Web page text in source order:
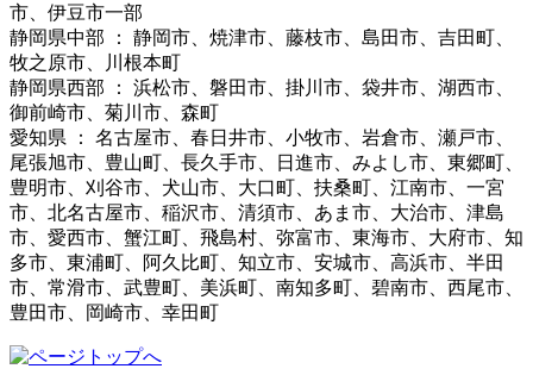
市、伊豆市一部
静岡県中部 ： 静岡市、焼津市、藤枝市、島田市、吉田町、
牧之原市、川根本町
静岡県西部 ： 浜松市、磐田市、掛川市、袋井市、湖西市、
御前崎市、菊川市、森町
愛知県 ： 名古屋市、春日井市、小牧市、岩倉市、瀬戸市、
尾張旭市、豊山町、長久手市、日進市、みよし市、東郷町、
豊明市、刈谷市、犬山市、大口町、扶桑町、江南市、一宮
市、北名古屋市、稲沢市、清須市、あま市、大治市、津島
市、愛西市、蟹江町、飛島村、弥富市、東海市、大府市、知
多市、東浦町、阿久比町、知立市、安城市、高浜市、半田
市、常滑市、武豊町、美浜町、南知多町、碧南市、西尾市、
豊田市、岡崎市、幸田町